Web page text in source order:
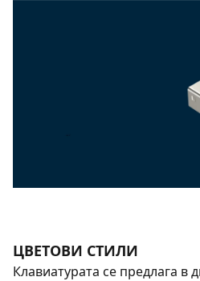
ЦВЕТОВИ СТИЛИ
Клавиатурата се предлага в